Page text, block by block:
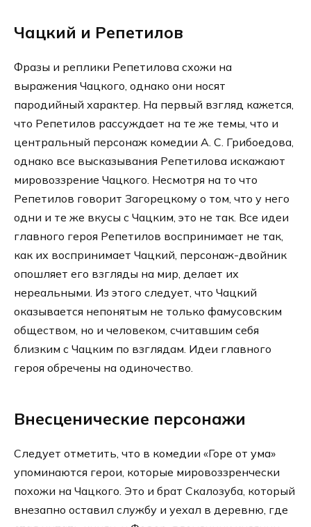
Чацкий и Репетилов
Фразы и реплики Репетилова схожи на
выражения Чацкого, однако они носят
пародийный характер. На первый взгляд кажется,
что Репетилов рассуждает на те же темы, что и
центральный персонаж комедии А. С. Грибоедова,
однако все высказывания Репетилова искажают
мировоззрение Чацкого. Несмотря на то что
Репетилов говорит Загорецкому о том, что у него
одни и те же вкусы с Чацким, это не так. Все идеи
главного героя Репетилов воспринимает не так,
как их воспринимает Чацкий, персонаж-двойник
опошляет его взгляды на мир, делает их
нереальными. Из этого следует, что Чацкий
оказывается непонятым не только фамусовским
обществом, но и человеком, считавшим себя
близким с Чацким по взглядам. Идеи главного
героя обречены на одиночество.
Внесценические персонажи
Следует отметить, что в комедии «Горе от ума»
упоминаются герои, которые мировоззренчески
похожи на Чацкого. Это и брат Скалозуба, который
внезапно оставил службу и уехал в деревню, где